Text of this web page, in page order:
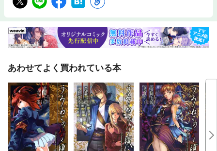
あわせてよく買われている本